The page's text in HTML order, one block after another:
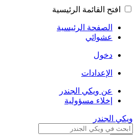
افتح القائمة الرئيسية
الصفحة الرئيسية
عشوائي
دخول
الإعدادات
عن ويكي الجندر
إخلاء مسؤولية
ويكي الجندر